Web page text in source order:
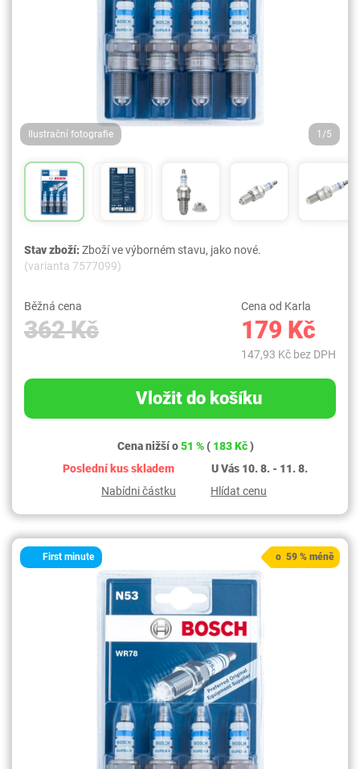
Ilustrační fotografie 1/5
Stav zboží:Zboží ve výborném stavu, jako nové.
(varianta 7577099)
Běžná cena
362 Kč
Cena od Karla
179 Kč
147,93 Kč bez DPH
Vložit do košíku
Cena nižší o51 %(183 Kč)
Poslední kus skladem
U Vás 10. 8. - 11. 8.
Nabídni částku
Hlídat cenu
First minute o 59 % méně